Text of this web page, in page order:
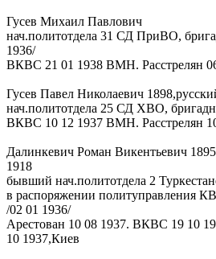
Гусев Михаил Павлович
нач.политотдела 31 СД ПриВО,
1936/
ВКВС 21 01 1938 ВМН. Расстрелян
Гусев Павел Николаевич
нач.политотдела 25 СД ХВО,
ВКВС 10 12 1937 ВМН. Расстрелян
Далинкевич Роман Викентьевич
1918
бывший нач.политотдела 2
в распоряжении политуправления
/02 01 1936/
Арестован 10 08 1937. ВКВС 19 10
10 1937,Киев